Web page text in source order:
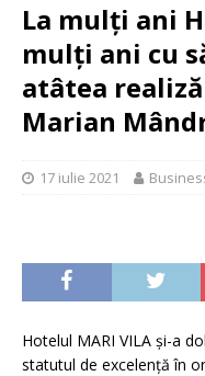
La mulţi ani
mulţi ani cu
atâtea
Marian
17 iulie 2021
Hotelul MARI VILA și-a
statutul de excelență în